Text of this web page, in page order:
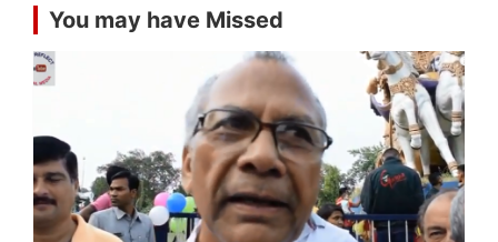
You may have Missed